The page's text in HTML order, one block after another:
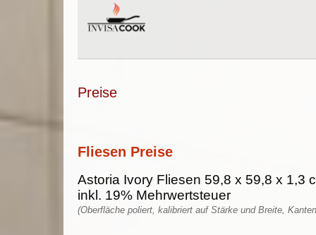
Preise
Fliesen Preise
Astoria Ivory Fliesen 59,8 x 59,8 x 1,3
inkl. 19% Mehrwertsteuer
(Oberfläche poliert, kalibriert auf Stärke und Breite,